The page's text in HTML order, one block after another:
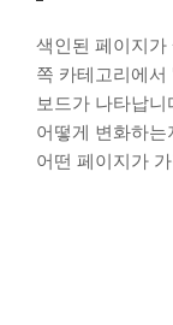
색인된 페이지가
쪽 카테고리에
보드가 나타납
어떻게 변화하
어떤 페이지가